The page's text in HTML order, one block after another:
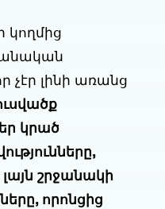
կողմից
լինի առանց
կրած
շրջանակի
որոնցից